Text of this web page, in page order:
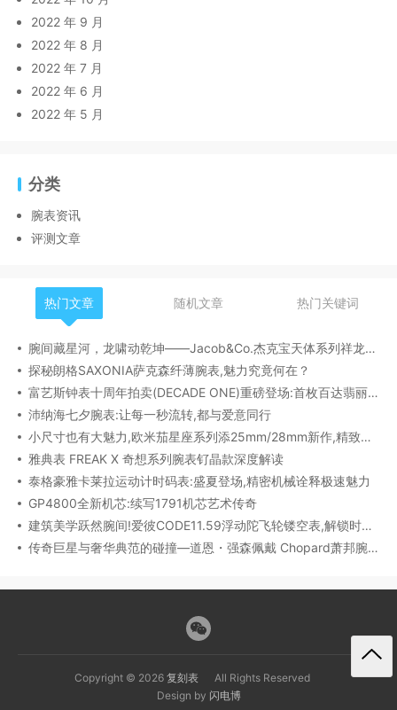
2022 年 9 月
2022 年 8 月
2022 年 7 月
2022 年 6 月
2022 年 5 月
分类
腕表资讯
评测文章
热门文章 随机文章 热门关键词
腕间藏星河，龙啸动乾坤——Jacob&Co.杰克宝天体系列祥龙款艺术腕表解析
探秘朗格SAXONIA萨克森纤薄腕表,魅力究竟何在？
富艺斯钟表十周年拍卖(DECADE ONE)重磅登场:首枚百达翡丽1518精钢腕表领衔呈献
沛纳海七夕腕表:让每一秒流转,都与爱意同行
小尺寸也有大魅力,欧米茄星座系列添25mm/28mm新作,精致感拉满
雅典表 FREAK X 奇想系列腕表钌晶款深度解读​
泰格豪雅卡莱拉运动计时码表:盛夏登场,精密机械诠释极速魅力
GP4800全新机芯:续写1791机芯艺术传奇
建筑美学跃然腕间!爱彼CODE11.59浮动陀飞轮镂空表,解锁时间律动新形态
传奇巨星与奢华典范的碰撞—道恩・强森佩戴 Chopard萧邦腕表珠宝亮相威尼斯电影节
Copyright © 2026 复刻表
All Rights Reserved
Design by 闪电博